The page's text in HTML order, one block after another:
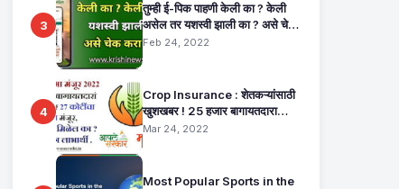
3
तुम्ही ई-पिक पाहणी केली का ? केली
असेल तर यशस्वी झाली का ? असे चेक
करा मोबाईल मधून एका मिनिटांत. E
Feb 24, 2022
4
Crop Insurance : शेतकऱ्यांसाठी
खुशखबर ! 25 हजार बागायतदारा
शेतकऱ्यानं मिळणार 27 कोटींचा विमा
Mar 24, 2022
Most Popular Sports in the